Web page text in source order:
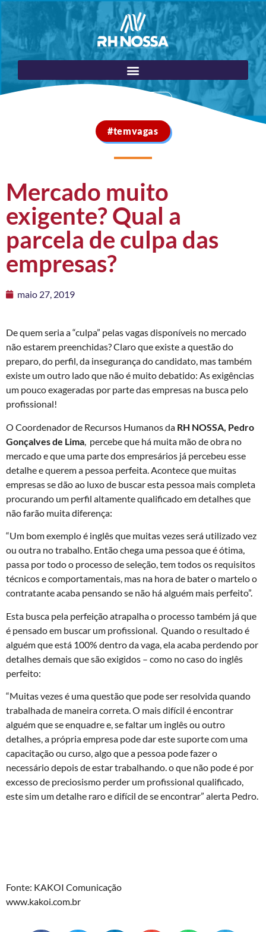
#temvagas
Mercado muito
exigente? Qual a
parcela de culpa das
empresas?
maio 27, 2019
De quem seria a “culpa” pelas vagas disponíveis no mercado
não estarem preenchidas? Claro que existe a questão do
preparo, do perfil, da insegurança do candidato, mas também
existe um outro lado que não é muito debatido: As exigências
um pouco exageradas por parte das empresas na busca pelo
profissional!
O Coordenador de Recursos Humanos da RH NOSSA, Pedro
Gonçalves de Lima , percebe que há muita mão de obra no
mercado e que uma parte dos empresários já percebeu esse
detalhe e querem a pessoa perfeita. Acontece que muitas
empresas se dão ao luxo de buscar esta pessoa mais completa
procurando um perfil altamente qualificado em detalhes que
não farão muita diferença:
“Um bom exemplo é inglês que muitas vezes será utilizado vez
ou outra no trabalho. Então chega uma pessoa que é ótima,
passa por todo o processo de seleção, tem todos os requisitos
técnicos e comportamentais, mas na hora de bater o martelo o
contratante acaba pensando se não há alguém mais perfeito”.
Esta busca pela perfeição atrapalha o processo também já que
é pensado em buscar um profissional. Quando o resultado é
alguém que está 100% dentro da vaga, ela acaba perdendo por
detalhes demais que são exigidos – como no caso do inglês
perfeito:
“Muitas vezes é uma questão que pode ser resolvida quando
trabalhada de maneira correta. O mais difícil é encontrar
alguém que se enquadre e, se faltar um inglês ou outro
detalhes, a própria empresa pode dar este suporte com uma
capacitação ou curso, algo que a pessoa pode fazer o
necessário depois de estar trabalhando. o que não pode é por
excesso de preciosismo perder um profissional qualificado,
este sim um detalhe raro e difícil de se encontrar” alerta Pedro.
Fonte: KAKOI Comunicação
www.kakoi.com.br